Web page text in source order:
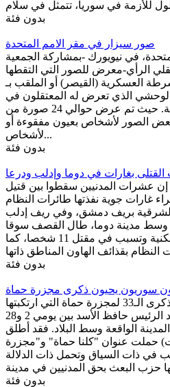
بدون فئة
صور سيزار في مقر الامم المتحدة
في نيويورك -بمشاركة الجمعية
الرأي-معرض للصور التي التقطها
العسكرية (القيصر) أو الملقب بـ
الذي تعرض له المعتقلون في
سجون المخابرات السورية. حيث تم عرض حوالي 24 صورة من
صورة، وبعض الصور لأشخاص بعيون مفقوءة أو
لأشخاص...
بدون فئة
بغارات في دوما وإدلب ودرعا
عشرات المدنيين سقطوا بين قتيل
غارات جوية نفذتها طائرات النظام
بريف دمشق، وفي ريف إدلب
وسط مدينة دوما، طال القصف سوقا
شعبية مكتظة وأحياء سكنية وتسبب في مقتل 11 شخصا، كما
بدون فئة
سوريون يحيون ذكرى مجزرة حماة
أحيا ناشطون سوريون الذكرى الـ33 لمجزرة حماة التي ارتكبتها
قوات النظام السوري في عهد الرئيس حافظ الأسد بين يومي 2 و28
شباط 1982 في المدينة الواقعة وسط البلاد. فقد أطلق
حملت عنوان "كلنا حماة" و"مجزرة
تصب في ذات السياق وتحمل ذات الدلالة
بدون فئة